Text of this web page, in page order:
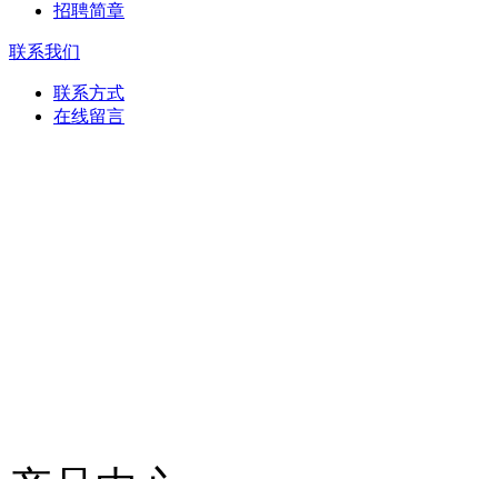
招聘简章
联系我们
联系方式
在线留言